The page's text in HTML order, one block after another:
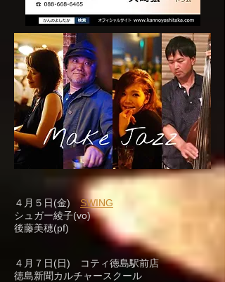
４月５日(金)SWING
シュガー綾子(vo)
後藤美穂(pf)
４月７日(日) コティ徳島駅前店
徳島新聞カルチャースクール